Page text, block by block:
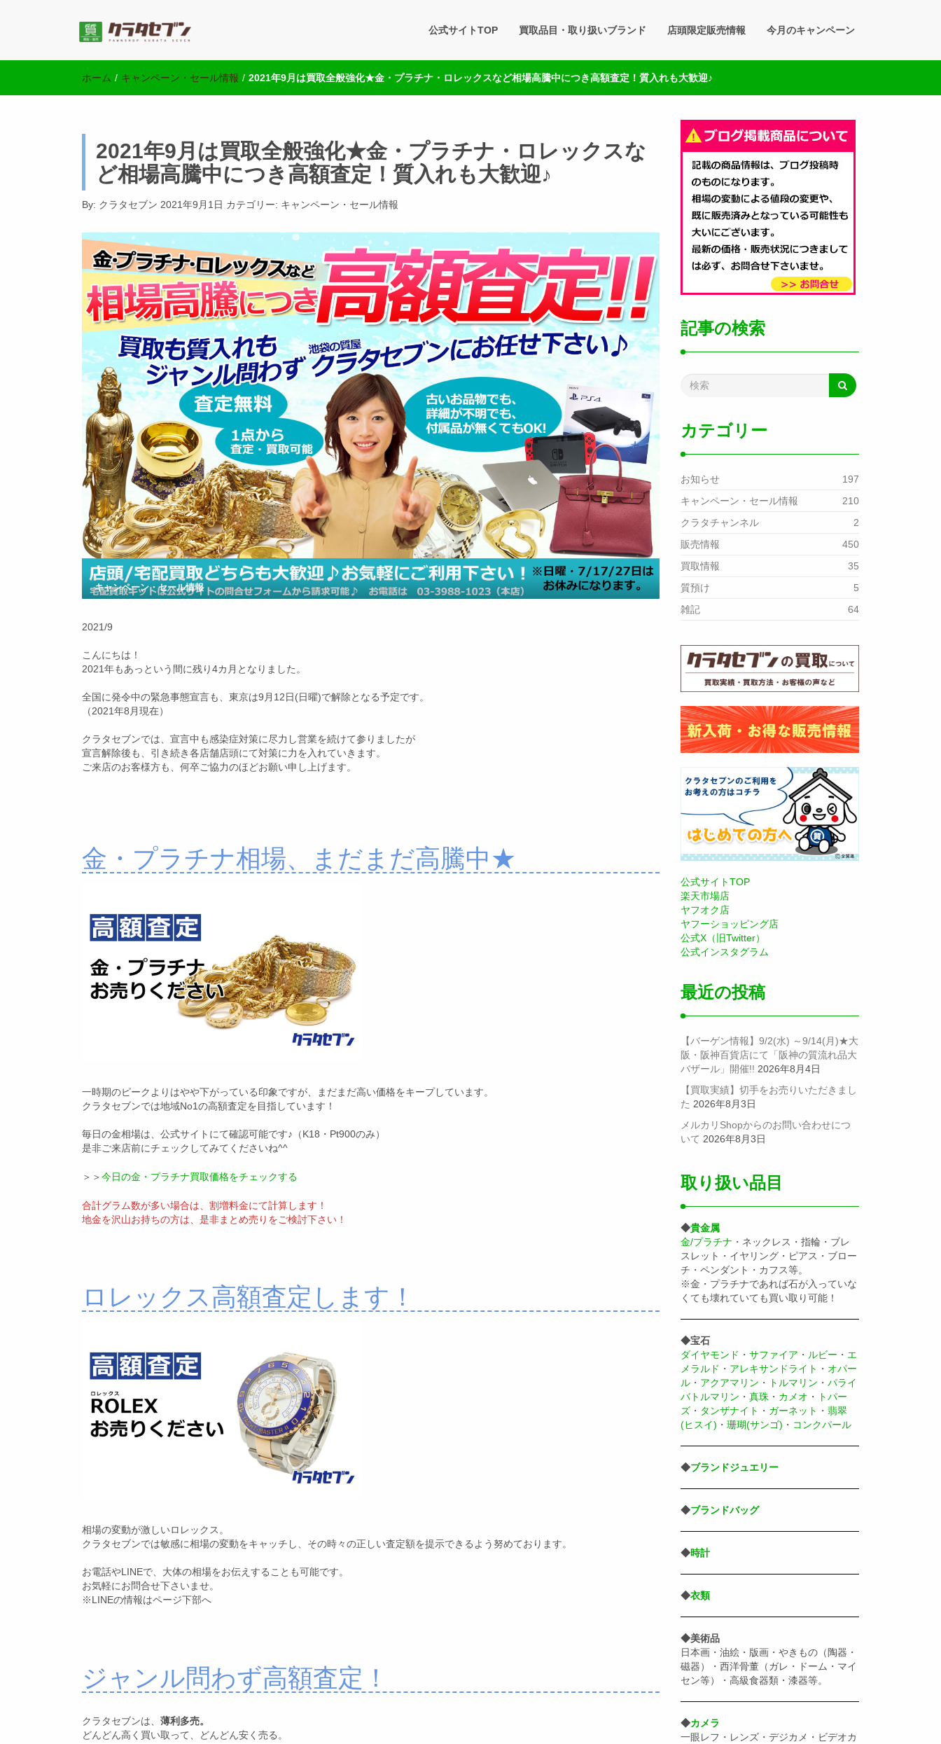
池袋西口にて2店舗営業中のクラタセブン公式ブログです。買取実績・販売商品情報や雑記をお届けします。
公式サイトTOP 買取品目・取り扱いブランド 店頭限定販売情報 今月のキャンペーン
ホーム / キャンペーン・セール情報 / 2021年9月は買取全般強化★金・プラチナ・ロレックスなど相場高騰中につき高額査定！質入れも大歓迎♪
2021年9月は買取全般強化★金・プラチナ・ロレックスな
ど相場高騰中につき高額査定！質入れも大歓迎♪
By: クラタセブン 2021年9月1日 カテゴリー: キャンペーン・セール情報
キャンペーン・セール情報
2021/9
こんにちは！
2021年もあっという間に残り4カ月となりました。
全国に発令中の緊急事態宣言も、東京は9月12日(日曜)で解除となる予定です。
（2021年8月現在）
クラタセブンでは、宣言中も感染症対策に尽力し営業を続けて参りましたが
宣言解除後も、引き続き各店舗店頭にて対策に力を入れていきます。
ご来店のお客様方も、何卒ご協力のほどお願い申し上げます。
金・プラチナ相場、まだまだ高騰中★
一時期のピークよりはやや下がっている印象ですが、まだまだ高い価格をキープしています。
クラタセブンでは地域No1の高額査定を目指しています！
毎日の金相場は、公式サイトにて確認可能です♪（K18・Pt900のみ）
是非ご来店前にチェックしてみてくださいね^^
＞＞今日の金・プラチナ買取価格をチェックする
合計グラム数が多い場合は、割増料金にて計算します！
地金を沢山お持ちの方は、是非まとめ売りをご検討下さい！
ロレックス高額査定します！
相場の変動が激しいロレックス。
クラタセブンでは敏感に相場の変動をキャッチし、その時々の正しい査定額を提示できるよう努めております。
お電話やLINEで、大体の相場をお伝えすることも可能です。
お気軽にお問合せ下さいませ。
※LINEの情報はページ下部へ
ジャンル問わず高額査定！
クラタセブンは、 薄利多売。
どんどん高く買い取って、どんどん安く売る。
記事の検索
カテゴリー
お知らせ
197
キャンペーン・セール情報
210
クラタチャンネル
2
販売情報
450
買取情報
35
質預け
5
雑記
64
公式サイトTOP
楽天市場店
ヤフオク店
ヤフーショッピング店
公式X（旧Twitter）
公式インスタグラム
最近の投稿
【バーゲン情報】9/2(水) ～9/14(月)★大
阪・阪神百貨店にて「阪神の質流れ品大
バザール」開催!! 2026年8月4日
【買取実績】切手をお売りいただきまし
た 2026年8月3日
メルカリShopからのお問い合わせにつ
いて 2026年8月3日
取り扱い品目
◆貴金属
金/プラチナ ・ネックレス・指輪・ブレ
スレット・イヤリング・ピアス・ブロー
チ・ペンダント・カフス等。
※金・プラチナであれば石が入っていな
くても壊れていても買い取り可能！
◆宝石
ダイヤモンド ・ サファイア ・ ルビー ・ エ
メラルド ・ アレキサンドライト ・ オパー
ル ・ アクアマリン ・ トルマリン ・ パライ
バトルマリン ・ 真珠 ・ カメオ ・
トパー
ズ ・ タンザナイト ・ ガーネット ・ 翡翠
(ヒスイ) ・ 珊瑚(サンゴ) ・ コンクパール
◆ブランドジュエリー
◆ブランドバッグ
◆時計
◆衣類
◆美術品
日本画・油絵・版画・やきもの（陶器・
磁器）・西洋骨董（ガレ・ドーム・マイ
セン等）・高級食器類・漆器等。
◆カメラ
一眼レフ・レンズ・デジカメ・ビデオカ